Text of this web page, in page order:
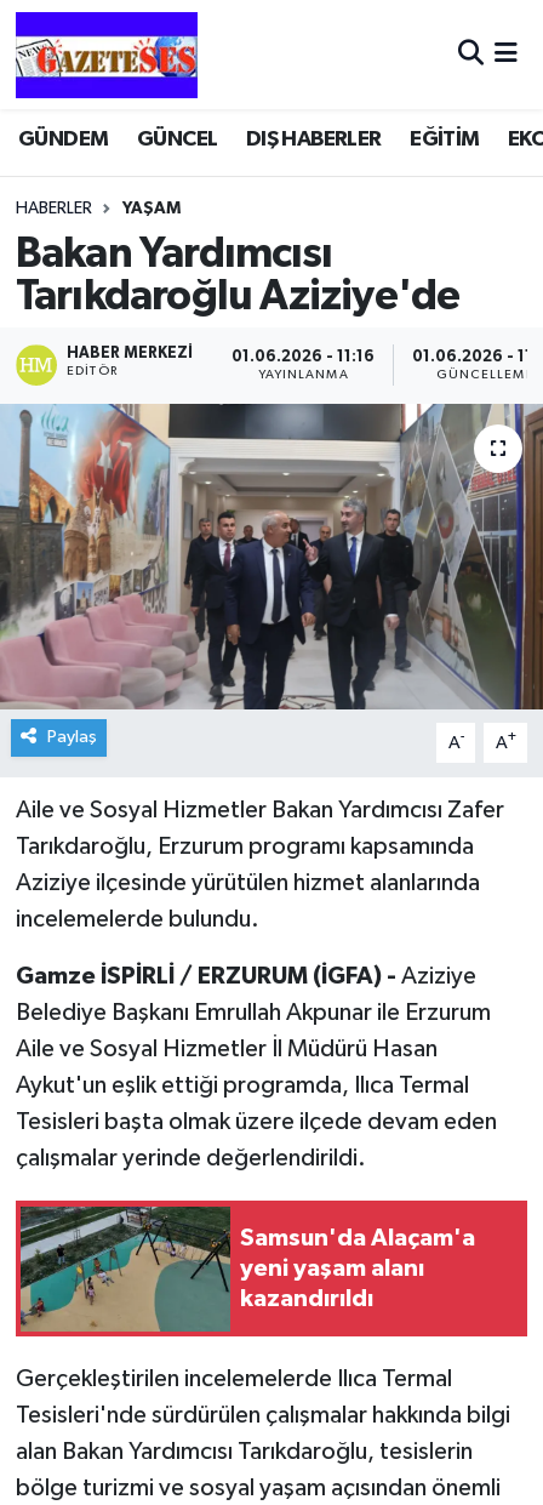
GÜNDEM GÜNCEL DIŞ HABERLER EĞİTİM
HABERLER YAŞAM
Bakan Yardımcısı
Tarıkdaroğlu Aziziye'de
HABER MERKEZI
EDITÖR
01.06.2026 - 11:16
YAYINLANMA
01.06.2026 -
GÜNCELLEME
Paylaş A- A+
Aile ve Sosyal Hizmetler Bakan Yardımcısı Zafer
Tarıkdaroğlu, Erzurum programı kapsamında
Aziziye ilçesinde yürütülen hizmet alanlarında
incelemelerde bulundu.
Gamze İSPİRLİ / ERZURUM (İGFA) - Aziziye
Belediye Başkanı Emrullah Akpunar ile Erzurum
Aile ve Sosyal Hizmetler İl Müdürü Hasan
Aykut'un eşlik ettiği programda, Ilıca Termal
Tesisleri başta olmak üzere ilçede devam eden
çalışmalar yerinde değerlendirildi.
Samsun'da Alaçam'a
yeni yaşam alanı
kazandırıldı
Gerçekleştirilen incelemelerde Ilıca Termal
Tesisleri'nde sürdürülen çalışmalar hakkında bilgi
alan Bakan Yardımcısı Tarıkdaroğlu, tesislerin
bölge turizmi ve sosyal yaşam açısından önemli